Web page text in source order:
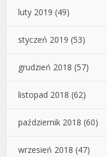
luty 2019 (49)
styczeń 2019 (53)
grudzień 2018 (57)
listopad 2018 (62)
październik 2018 (60)
wrzesień 2018 (47)